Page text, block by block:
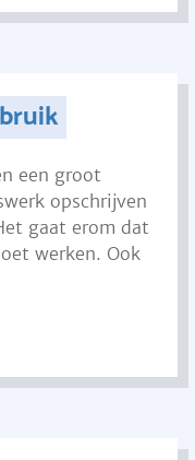
een groot
opschrijven
gaat erom dat
werken. Ook